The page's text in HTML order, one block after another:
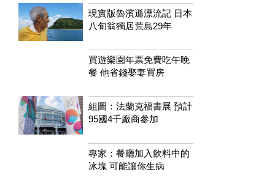
現實版魯濱遜漂流記 日本
八旬翁獨居荒島29年
買遊樂園年票免費吃午晚
餐 他省錢娶妻買房
組圖：法蘭克福書展 預計
95國4千廠商參加
專家：餐廳加入飲料中的
冰塊 可能讓你生病